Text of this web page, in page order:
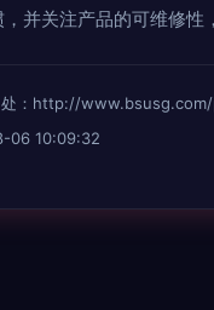
并关注产品的可维修性
处：http://
06 10:09:32